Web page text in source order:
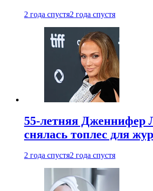
2 года спустя2 года спустя
55-летняя Дженнифер
снялась топлес для
2 года спустя2 года спустя